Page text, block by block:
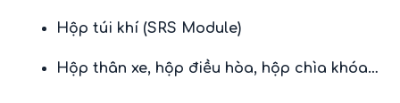
Hộp túi khí (SRS Module)
Hộp thân xe, hộp điều hòa, hộp chìa khóa…